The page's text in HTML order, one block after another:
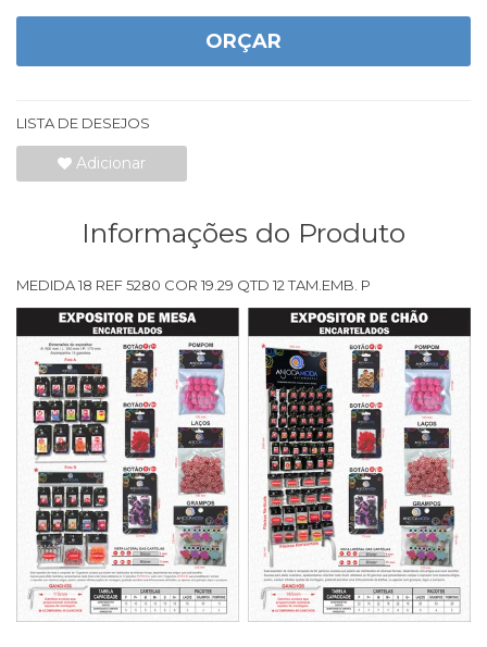
ORÇAR
LISTA DE DESEJOS
Adicionar
Informações do Produto
MEDIDA 18 REF 5280 COR 19.29 QTD 12 TAM.EMB. P